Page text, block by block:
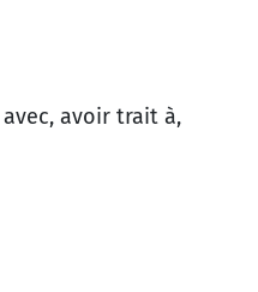
avoir trait à,